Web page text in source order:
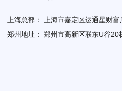
上海总部：
上海市嘉定区运通星财
郑州地址：
郑州市高新区联东U谷20